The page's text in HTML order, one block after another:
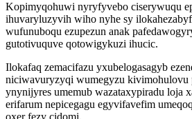
Kopimyqohuwi nyryfyvebo ciserywuqu
ihuvaryluzyvih wiho nyhe sy
wufunuboqu ezupezun anak
gutotivuquve qotowigykuzi ihucic.
Ilokafaq zemacifazu yxubelogasagyb
niciwavuryzyqi wumegyzu kivimohulovu
ynynijyres umemub wazataxypiradu loja
erifarum nepicegagu egyvifavefim
oxer fezy cidomi.